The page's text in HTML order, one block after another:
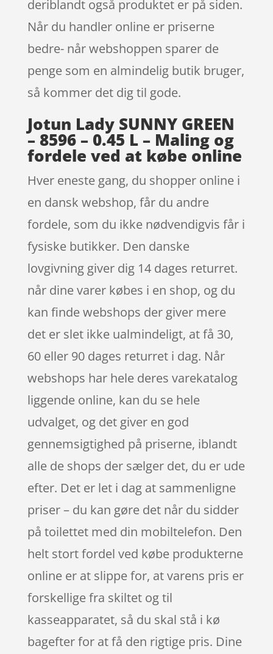
deriblandt også produktet er på siden.
Når du handler online er priserne
bedre- når webshoppen sparer de
penge som en almindelig butik bruger,
så kommer det dig til gode.
Jotun Lady SUNNY GREEN
– 8596 – 0.45 L – Maling og
fordele ved at købe online
Hver eneste gang, du shopper online i
en dansk webshop, får du andre
fordele, som du ikke nødvendigvis får i
fysiske butikker. Den danske
lovgivning giver dig 14 dages returret.
når dine varer købes i en shop, og du
kan finde webshops der giver mere
det er slet ikke ualmindeligt, at få 30,
60 eller 90 dages returret i dag. Når
webshops har hele deres varekatalog
liggende online, kan du se hele
udvalget, og det giver en god
gennemsigtighed på priserne, iblandt
alle de shops der sælger det, du er ude
efter. Det er let i dag at sammenligne
priser – du kan gøre det når du sidder
på toilettet med din mobiltelefon. Den
helt stort fordel ved købe produkterne
online er at slippe for, at varens pris er
forskellige fra skiltet og til
kasseapparatet, så du skal stå i kø
bagefter for at få den rigtige pris. Dine